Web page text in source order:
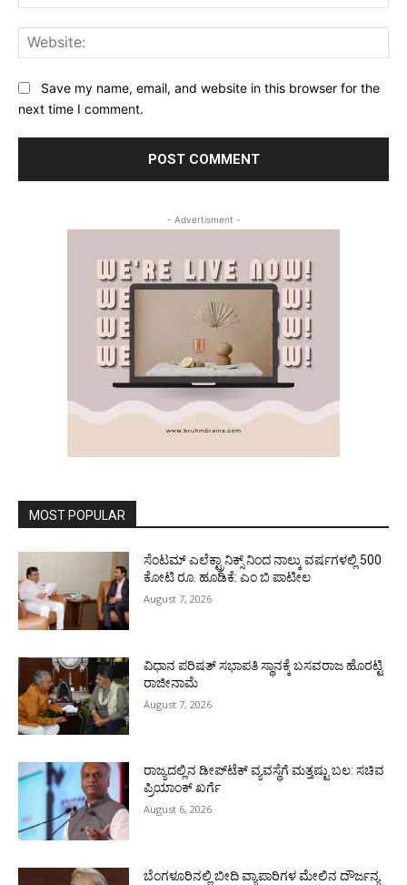
Save my name, email, and website in this browser for the
next time I comment.
- Advertisment -
MOST POPULAR
ಸೆಂಟಮ್ ಎಲೆಕ್ಟ್ರಾನಿಕ್ಸ್ ನಿಂದ ನಾಲ್ಕು ವರ್ಷಗಳಲ್ಲಿ 500
ಕೋಟಿ ರೂ. ಹೂಡಿಕೆ: ಎಂ ಬಿ ಪಾಟೀಲ
August 7, 2026
ವಿಧಾನ ಪರಿಷತ್ ಸಭಾಪತಿ ಸ್ಥಾನಕ್ಕೆ ಬಸವರಾಜ ಹೊರಟ್ಟಿ
ರಾಜೀನಾಮೆ
August 7, 2026
ರಾಜ್ಯದಲ್ಲಿನ ಡೀಪ್‌ಟೆಕ್‌ ವ್ಯವಸ್ಥೆಗೆ ಮತ್ತಷ್ಟು ಬಲ: ಸಚಿವ
ಪ್ರಿಯಾಂಕ್ ಖರ್ಗೆ
August 6, 2026
ಬೆಂಗಳೂರಿನಲ್ಲಿ ಬೀದಿ ವ್ಯಾಪಾರಿಗಳ ಮೇಲಿನ ದೌರ್ಜನ್ಯ